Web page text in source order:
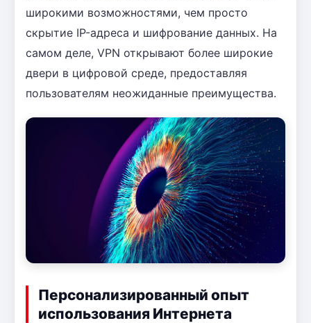
широкими возможностями, чем просто
скрытие IP-адреса и шифрование данных. На
самом деле, VPN открывают более широкие
двери в цифровой среде, предоставляя
пользователям неожиданные преимущества.
Персонализированный опыт
использования Интернета